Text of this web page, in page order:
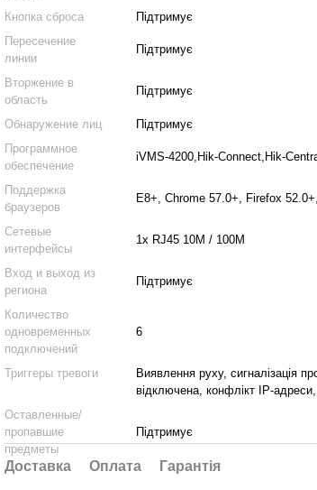
Кнопка сброса
Підтримує
Пересечение
линии
Підтримує
Вторжение в
область
Підтримує
Обнаружение лиц
Підтримує
Программное
обеспечение
iVMS-4200,Hik-Connect,Hik-
Поддержка
браузеров
E8+, Chrome 57.0+, Firefox
Сетевые
интерфейсы
1х RJ45 10M / 100M
Вход и выход из
региона
Підтримує
Количество
одновременных
подключений
6
Триггеры тревоги
Виявлення руху, сигналізація
відключена, конфлікт IP-
Оставленные/
пропавшие
предметы
Підтримує
Доставка Оплата Гарантія